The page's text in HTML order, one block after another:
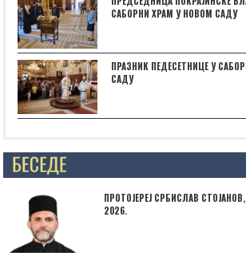
САБОРНИ ХРАМ У НОВОМ САДУ
ПРАЗНИК ПЕДЕСЕТНИЦЕ У
САДУ
Posts not found
ПРОТОЈЕРЕЈ СРБИСЛАВ
2026.